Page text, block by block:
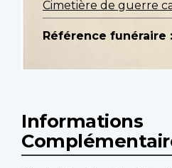
Cimetière de guerre
Référence funéraire :
Informations